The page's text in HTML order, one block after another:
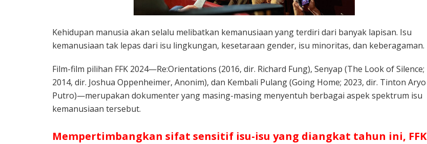
Kehidupan manusia akan selalu melibatkan kemanusiaan yang terdiri dari banyak lapisan. Isu
kemanusiaan tak lepas dari isu lingkungan, kesetaraan gender, isu minoritas, dan keberagaman.
Film-film pilihan FFK 2024­­—Re:Orientations (2016, dir. Richard Fung), Senyap (The Look of Silence;
2014, dir. Joshua Oppenheimer, Anonim), dan Kembali Pulang (Going Home; 2023, dir. Tinton Aryo
Putro)—merupakan dokumenter yang masing-masing menyentuh berbagai aspek spektrum isu
kemanusiaan tersebut.
Mempertimbangkan sifat sensitif isu-isu yang diangkat tahun ini, FFK